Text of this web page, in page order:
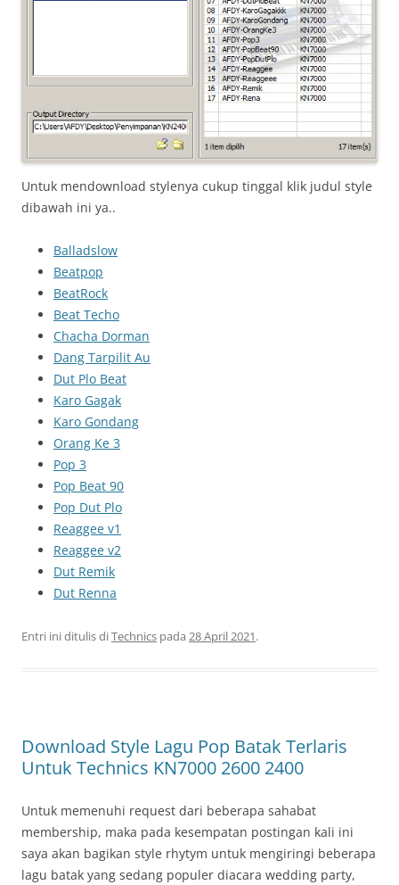
Untuk mendownload stylenya cukup tinggal klik judul style
dibawah ini ya..
Balladslow
Beatpop
BeatRock
Beat Techo
Chacha Dorman
Dang Tarpilit Au
Dut Plo Beat
Karo Gagak
Karo Gondang
Orang Ke 3
Pop 3
Pop Beat 90
Pop Dut Plo
Reaggee v1
Reaggee v2
Dut Remik
Dut Renna
Entri ini ditulis diTechnics pada 28 April 2021.
Download Style Lagu Pop Batak Terlaris
Untuk Technics KN7000 2600 2400
Untuk memenuhi request dari beberapa sahabat
membership, maka pada kesempatan postingan kali ini
saya akan bagikan style rhytym untuk mengiringi beberapa
lagu batak yang sedang populer diacara wedding party,